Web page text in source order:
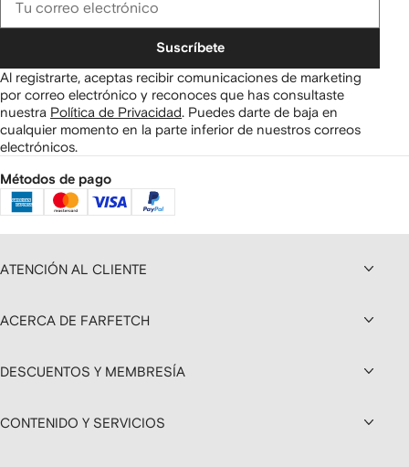
Suscríbete
Al registrarte, aceptas recibir comunicaciones de marketing
por correo electrónico y reconoces que has consultaste
nuestra Política de Privacidad Puedes darte de baja en
cualquier momento en la parte inferior de nuestros correos
electrónicos.
Métodos de pago
ATENCIÓN AL CLIENTE
ACERCA DE FARFETCH
DESCUENTOS Y MEMBRESÍA
CONTENIDO Y SERVICIOS